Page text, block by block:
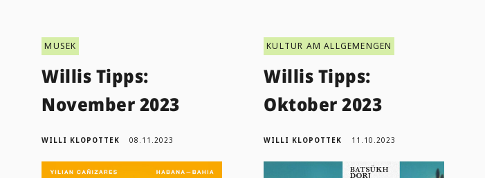
MUSEK
Willis Tipps:
November 2023
WILLI KLOPOTTEK 08.11.2023
KULTUR AM ALLGEMENGEN
Willis Tipps:
Oktober 2023
WILLI KLOPOTTEK 11.10.2023